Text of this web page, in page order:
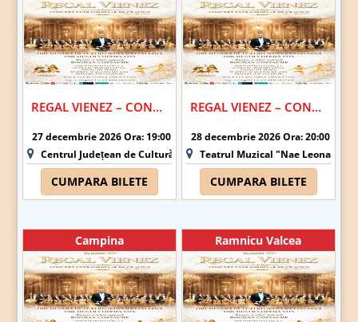
REGAL VIENEZ – CONCERT EXTRAORDINAR DE CRACIUN | CALARASI
27 decembrie 2026 Ora: 19:00
Centrul Județean de Cultură și Creație Călărași - Sala "Barbu
CUMPARA BILETE
REGAL VIENEZ – CONCERT EXTRAORDINAR DE CRACIUN | GALATI
28 decembrie 2026 Ora: 20:00
Teatrul Muzical "Nae Leonard"
CUMPARA BILETE
Campina Ramnicu Valcea